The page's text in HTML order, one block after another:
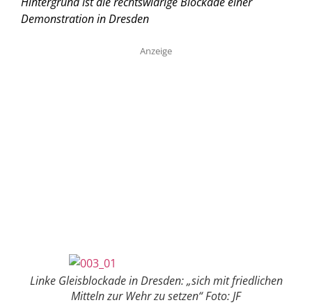
Demonstration in Dresden
Anzeige
Linke Gleisblockade in Dresden: „sich mit friedlichen
Mitteln zur Wehr zu setzen“ Foto: JF